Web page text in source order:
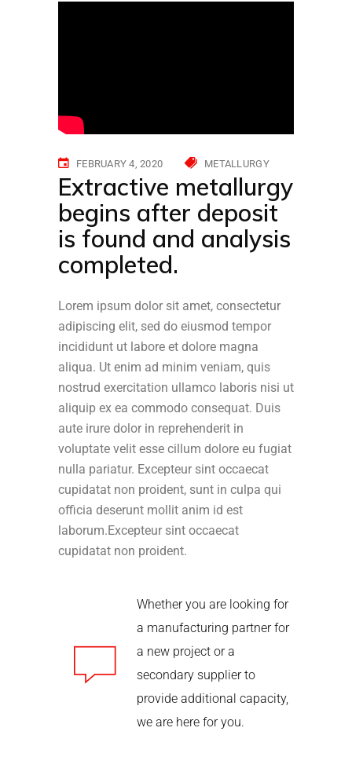
FEBRUARY 4, 2020 METALLURGY
Extractive metallurgy
begins after deposit
is found and analysis
completed.
Lorem ipsum dolor sit amet, consectetur
adipiscing elit, sed do eiusmod tempor
incididunt ut labore et dolore magna
aliqua. Ut enim ad minim veniam, quis
nostrud exercitation ullamco laboris nisi ut
aliquip ex ea commodo consequat. Duis
aute irure dolor in reprehenderit in
voluptate velit esse cillum dolore eu fugiat
nulla pariatur. Excepteur sint occaecat
cupidatat non proident, sunt in culpa qui
officia deserunt mollit anim id est
laborum.Excepteur sint occaecat
cupidatat non proident.
Whether you are looking for
a manufacturing partner for
a new project or a
secondary supplier to
provide additional capacity,
we are here for you.